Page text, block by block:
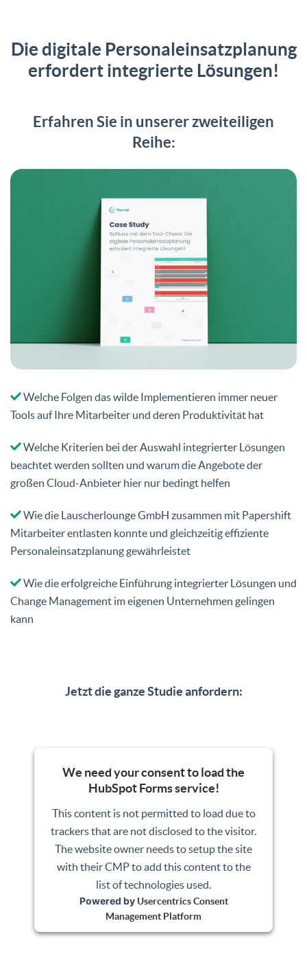
Die digitale Personaleinsatzplanung
erfordert integrierte Lösungen!
Erfahren Sie in unserer zweiteiligen
Reihe:
Welche Folgen das wilde Implementieren immer neuer
Tools auf Ihre Mitarbeiter und deren Produktivität hat
Welche Kriterien bei der Auswahl integrierter Lösungen
beachtet werden sollten und warum die Angebote der
großen Cloud-Anbieter hier nur bedingt helfen
Wie die Lauscherlounge GmbH zusammen mit Papershift
Mitarbeiter entlasten konnte und gleichzeitig effiziente
Personaleinsatzplanung gewährleistet
Wie die erfolgreiche Einführung integrierter Lösungen und
Change Management im eigenen Unternehmen gelingen
kann
Jetzt die ganze Studie anfordern:
We need your consent to load the
HubSpot Forms service!
This content is not permitted to load due to
trackers that are not disclosed to the visitor.
The website owner needs to setup the site
with their CMP to add this content to the
list of technologies used.
Powered by Usercentrics Consent
Management Platform